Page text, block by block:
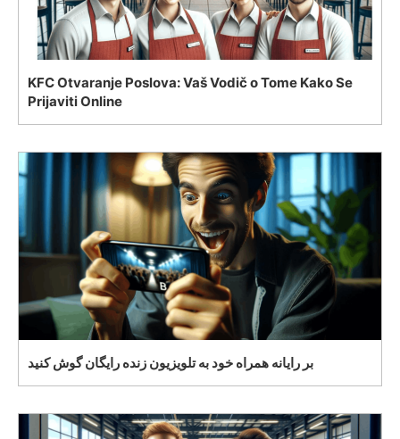
KFC Otvaranje Poslova: Vaš Vodič o Tome Kako Se
Prijaviti Online
بر رایانه همراه خود به تلویزیون زنده رایگان گوش کنید